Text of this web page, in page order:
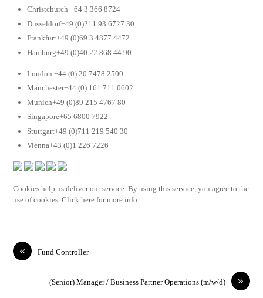
Christchurch +64 3 366 8724
Dusseldorf+49 (0)211 93 6727 30
Frankfurt+49 (0)69 3 4877 4472
Hamburg+49 (0)40 22 868 44 90
London +44 (0) 20 7478 2500
Manchester+44 (0) 161 711 0602
Munich+49 (0)89 215 4767 80
Singapore+65 6800 7922
Stuttgart+49 (0)711 219 540 30
Vienna+43 (0)1 226 7226
Cookies help us deliver our service. By using this service, you agree to the
use of cookies. Click here for more info.
« Fund Controller
»
(Senior) Manager / Business Partner Operations (m/w/d)